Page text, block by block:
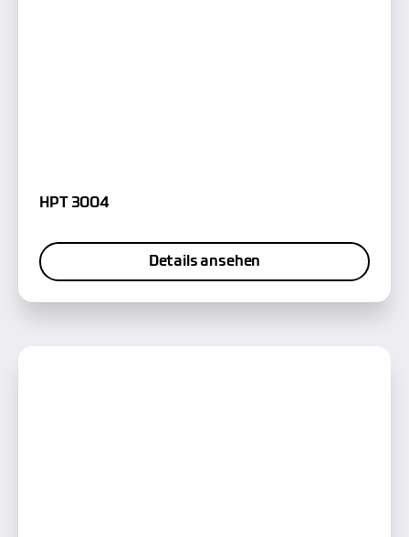
HPT 3004
Details ansehen